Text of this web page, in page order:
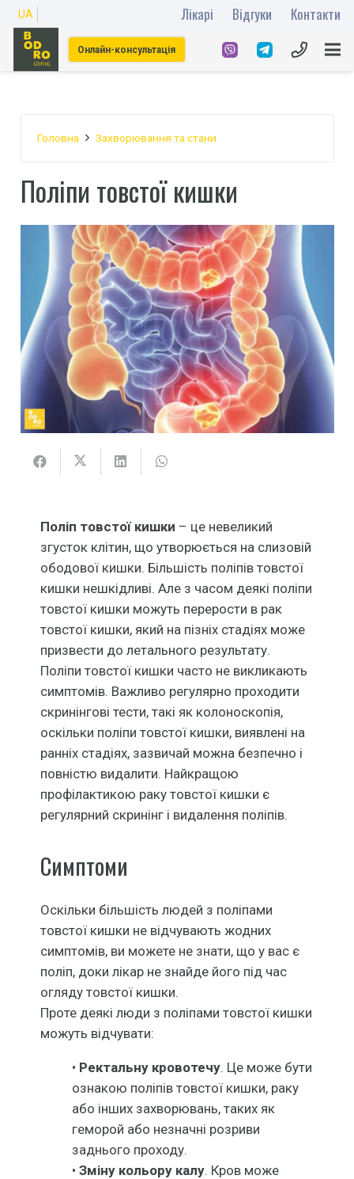
UA Лікарі Відгуки Контакти
Онлайн-консультація
Головна Захворювання та стани
Поліпи товстої кишки
Поліп товстої кишки – це невеликий
згусток клітин, що утворюється на слизовій
ободової кишки. Більшість поліпів товстої
кишки нешкідливі. Але з часом деякі поліпи
товстої кишки можуть перерости в рак
товстої кишки, який на пізніх стадіях може
призвести до летального результату.
Поліпи товстої кишки часто не викликають
симптомів. Важливо регулярно проходити
скринінгові тести, такі як колоноскопія,
оскільки поліпи товстої кишки, виявлені на
ранніх стадіях, зазвичай можна безпечно і
повністю видалити. Найкращою
профілактикою раку товстої кишки є
регулярний скринінг і видалення поліпів.
Симптоми
Оскільки більшість людей з поліпами
товстої кишки не відчувають жодних
симптомів, ви можете не знати, що у вас є
поліп, доки лікар не знайде його під час
огляду товстої кишки.
Проте деякі люди з поліпами товстої кишки
можуть відчувати:
• Ректальну кровотечу. Це може бути
ознакою поліпів товстої кишки, раку
або інших захворювань, таких як
геморой або незначні розриви
заднього проходу.
• Зміну кольору калу. Кров може